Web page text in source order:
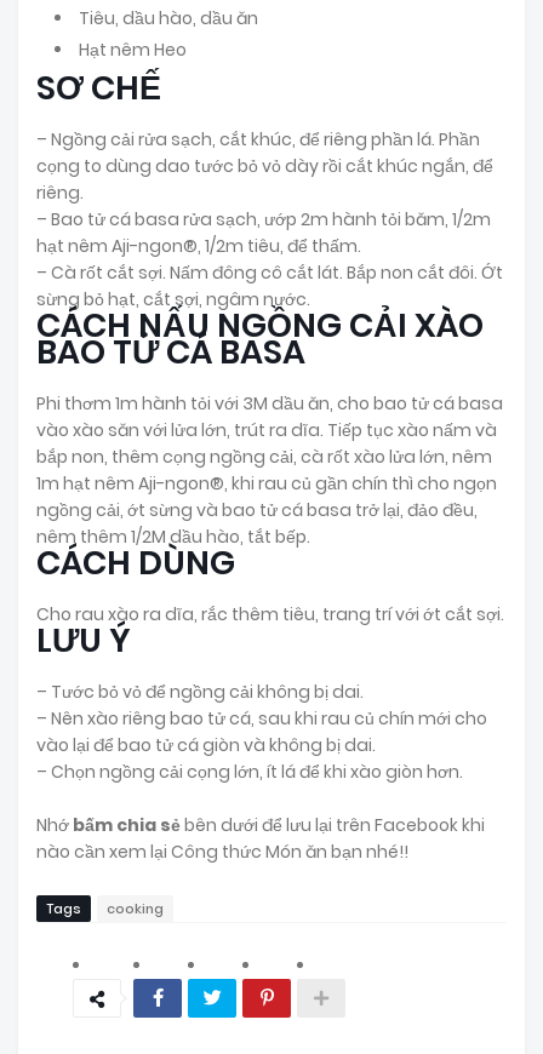
Tiêu, dầu hào, dầu ăn
Hạt nêm Heo
SƠ CHẾ
– Ngồng cải rửa sạch, cắt khúc, để riêng phần lá. Phần
cọng to dùng dao tước bỏ vỏ dày rồi cắt khúc ngắn, để
riêng.
– Bao tử cá basa rửa sạch, ướp 2m hành tỏi băm, 1/2m
hạt nêm Aji-ngon®, 1/2m tiêu, để thấm.
– Cà rốt cắt sợi. Nấm đông cô cắt lát. Bắp non cắt đôi. Ớt
sừng bỏ hạt, cắt sợi, ngâm nước.
CÁCH NẤU NGỒNG CẢI XÀO
BAO TỬ CÁ BASA
Phi thơm 1m hành tỏi với 3M dầu ăn, cho bao tử cá basa
vào xào săn với lửa lớn, trút ra dĩa. Tiếp tục xào nấm và
bắp non, thêm cọng ngồng cải, cà rốt xào lửa lớn, nêm
1m hạt nêm Aji-ngon®, khi rau củ gần chín thì cho ngọn
ngồng cải, ớt sừng và bao tử cá basa trở lại, đảo đều,
nêm thêm 1/2M dầu hào, tắt bếp.
CÁCH DÙNG
Cho rau xào ra dĩa, rắc thêm tiêu, trang trí với ớt cắt sợi.
LƯU Ý
– Tước bỏ vỏ để ngồng cải không bị dai.
– Nên xào riêng bao tử cá, sau khi rau củ chín mới cho
vào lại để bao tử cá giòn và không bị dai.
– Chọn ngồng cải cọng lớn, ít lá để khi xào giòn hơn.
Nhớ bấm chia sẻbên dưới để lưu lại trên Facebook khi
nào cần xem lại Công thức Món ăn bạn nhé!!
Tags cooking